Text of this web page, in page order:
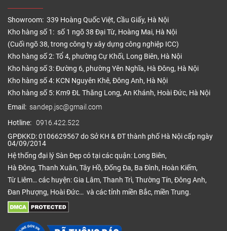
Showroom: 339 Hoàng Quốc Việt, Cầu Giấy, Hà Nội
Kho hàng số 1: số 1 ngõ 38 Đại Từ, Hoàng Mai, Hà Nội
(Cuối ngõ 38, trong công ty xây dựng công nghiệp ICC)
Kho hàng số 2: Tổ 4, phường Cự Khối, Long Biên, Hà Nội
Kho hàng số 3: Đường 6, phường Yên Nghĩa, Hà Đông, Hà Nội
Kho hàng số 4: KCN Nguyên Khê, Đông Anh, Hà Nội
Kho hàng số 5: Km9 ĐL Thăng Long, An Khánh, Hoài Đức, Hà Nội
Email: sandep.jsc@gmail.com
Hotline: 0916.422.522
GPĐKKD: 0106629567 do Sở KH & ĐT thành phố Hà Nội cấp ngày
04/09/2014
Hệ thống đại lý Sàn Đẹp có tại các quận: Long Biên,
Hà Đông, Thanh Xuân, Tây Hồ, Đống Đa, Ba Đình, Hoàn Kiếm,
Từ Liêm… các huyện: Gia Lâm, Thanh Trì, Thường Tín, Đông Anh,
Đan Phượng, Hoài Đức… và các tỉnh miền Bắc, miền Trung.